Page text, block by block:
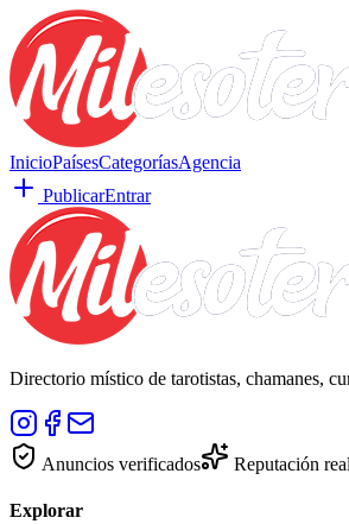
InicioPaísesCategoríasAgencia
PublicarEntrar
Directorio místico de tarotistas, chamanes,
Anuncios verificados Reputación real
Explorar